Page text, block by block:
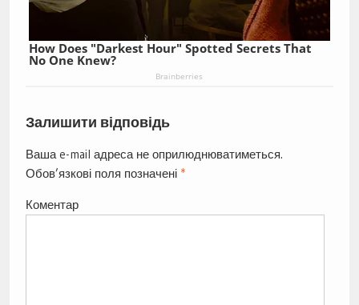
How Does "Darkest Hour" Spotted Secrets That
No One Knew?
Brainberries
Залишити відповідь
Ваша e-mail адреса не оприлюднюватиметься.
Обов’язкові поля позначені *
Коментар